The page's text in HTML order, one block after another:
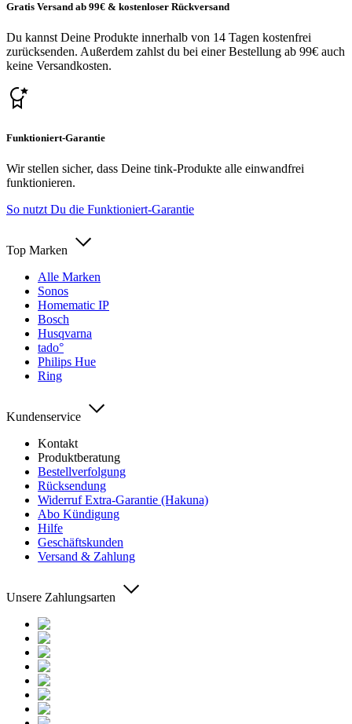
Gratis Versand ab 99€ & kostenloser Rückversand
Du kannst Deine Produkte innerhalb von 14 Tagen kostenfrei
zurücksenden. Außerdem zahlst du bei einer Bestellung ab 99€ auch
keine Versandkosten.
Funktioniert-Garantie
Wir stellen sicher, dass Deine tink-Produkte alle einwandfrei
funktionieren.
So nutzt Du die Funktioniert-Garantie
Top Marken
Alle Marken
Sonos
Homematic IP
Bosch
Husqvarna
tado°
Philips Hue
Ring
Kundenservice
Kontakt
Produktberatung
Bestellverfolgung
Rücksendung
Widerruf Extra-Garantie (Hakuna)
Abo Kündigung
Hilfe
Geschäftskunden
Versand & Zahlung
Unsere Zahlungsarten